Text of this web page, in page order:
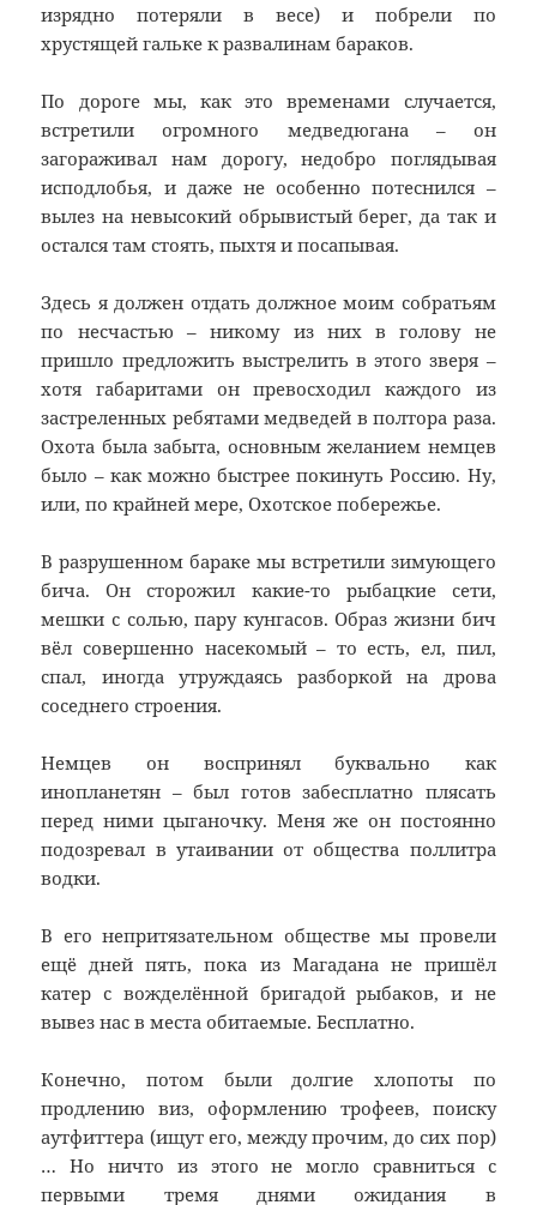
изрядно потеряли в весе) и побрели по
хрустящей гальке к развалинам бараков.
По дороге мы, как это временами случается,
встретили огромного медведюгана – он
загораживал нам дорогу, недобро поглядывая
исподлобья, и даже не особенно потеснился –
вылез на невысокий обрывистый берег, да так и
остался там стоять, пыхтя и посапывая.
Здесь я должен отдать должное моим собратьям
по несчастью – никому из них в голову не
пришло предложить выстрелить в этого зверя –
хотя габаритами он превосходил каждого из
застреленных ребятами медведей в полтора раза.
Охота была забыта, основным желанием немцев
было – как можно быстрее покинуть Россию. Ну,
или, по крайней мере, Охотское побережье.
В разрушенном бараке мы встретили зимующего
бича. Он сторожил какие-то рыбацкие сети,
мешки с солью, пару кунгасов. Образ жизни бич
вёл совершенно насекомый – то есть, ел, пил,
спал, иногда утруждаясь разборкой на дрова
соседнего строения.
Немцев он воспринял буквально как
инопланетян – был готов забесплатно плясать
перед ними цыганочку. Меня же он постоянно
подозревал в утаивании от общества поллитра
водки.
В его непритязательном обществе мы провели
ещё дней пять, пока из Магадана не пришёл
катер с вожделённой бригадой рыбаков, и не
вывез нас в места обитаемые. Бесплатно.
Конечно, потом были долгие хлопоты по
продлению виз, оформлению трофеев, поиску
аутфиттера (ищут его, между прочим, до сих пор)
… Но ничто из этого не могло сравниться с
первыми тремя днями ожидания в